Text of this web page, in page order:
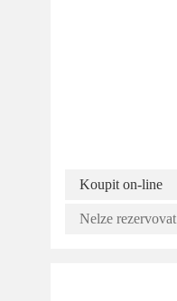
Koupit on-line
Nelze rezervovat